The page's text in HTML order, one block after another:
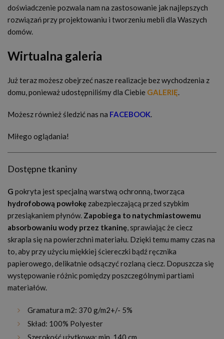
doświadczenie pozwala nam na zastosowanie jak najlepszych
rozwiązań przy projektowaniu i tworzeniu mebli dla Waszych
domów.
Wirtualna galeria
Już teraz możesz obejrzeć nasze realizacje bez wychodzenia z
domu, ponieważ udostępniliśmy dla Ciebie GALERIĘ.
Możesz również śledzić nas na FACEBOOK.
Miłego oglądania!
Dostępne tkaniny
G pokryta jest specjalną warstwą ochronną, tworząca
hydrofobową powłokę zabezpieczającą przed szybkim
przesiąkaniem płynów. Zapobiega to natychmiastowemu
absorbowaniu wody przez tkaninę, sprawiając że ciecz
skrapla się na powierzchni materiału. Dzięki temu mamy czas na
to, aby przy użyciu miękkiej ściereczki bądź ręcznika
papierowego, delikatnie odsączyć rozlaną ciecz. Dopuszcza się
występowanie różnic pomiędzy poszczególnymi partiami
materiałów.
Gramatura m2: 370 g/m2+/- 5%
Skład: 100% Polyester
Szerokość użytkowa: min. 140 cm